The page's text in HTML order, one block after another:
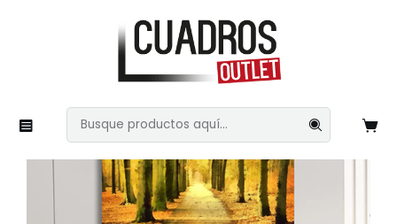
Naturaleza Árboles Pinturas 42